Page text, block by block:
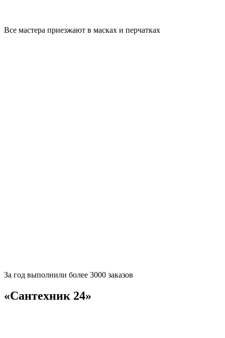
Все мастера приезжают в масках и перчатках
За год выполнили более 3000 заказов
«Сантехник 24»